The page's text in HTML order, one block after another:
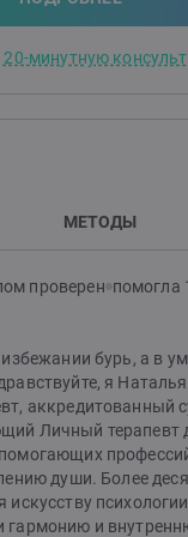
вы готовы
и начать
20-минутную
МЕТОДЫ
проверен помогла
бурь, а в
я
аккредитованный
Личный терапевт
души. Более
искусству
гармонию и